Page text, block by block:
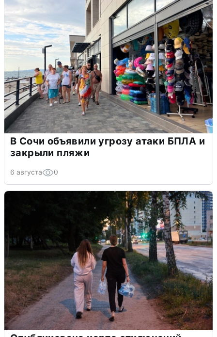
В Сочи объявили угрозу атаки БПЛА и
закрыли пляжи
6 августа 0